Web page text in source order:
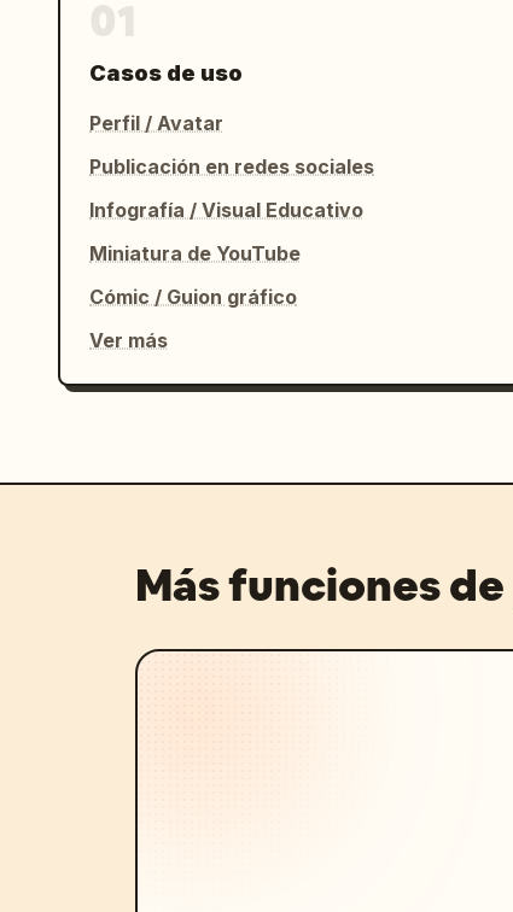
Casos de uso
Perfil / Avatar
Publicación en redes sociales
Infografía / Visual Educativo
Miniatura de YouTube
Cómic / Guion gráfico
Ver más
Más funciones